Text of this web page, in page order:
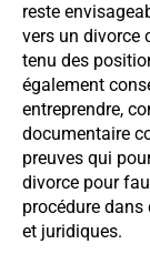
reste
vers un divorce
tenu des
également
entreprendre,
documentaire
preuves qui
divorce pour
procédure
et juridiques.